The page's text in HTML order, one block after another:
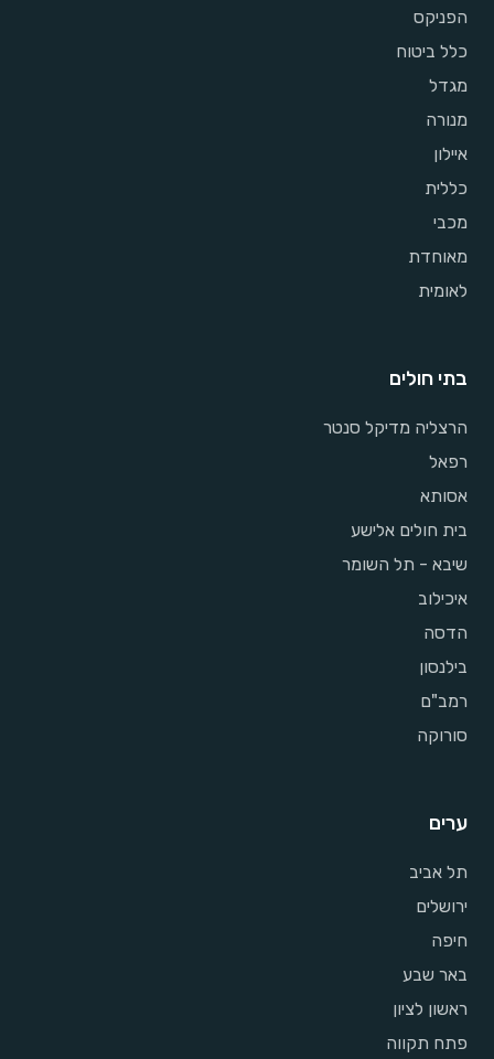
הפניקס
כלל ביטוח
מגדל
מנורה
איילון
כללית
מכבי
מאוחדת
לאומית
בתי חולים
הרצליה מדיקל סנטר
רפאל
אסותא
בית חולים אלישע
שיבא - תל השומר
איכילוב
הדסה
בילנסון
רמב"ם
סורוקה
ערים
תל אביב
ירושלים
חיפה
באר שבע
ראשון לציון
פתח תקווה